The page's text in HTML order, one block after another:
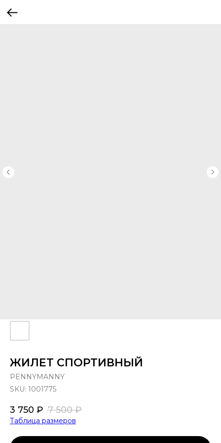
ЖИЛЕТ СПОРТИВНЫЙ
PENNYMANNY
SKU: 1001775
3 750 ₽ 7 500 ₽
Таблица размеров